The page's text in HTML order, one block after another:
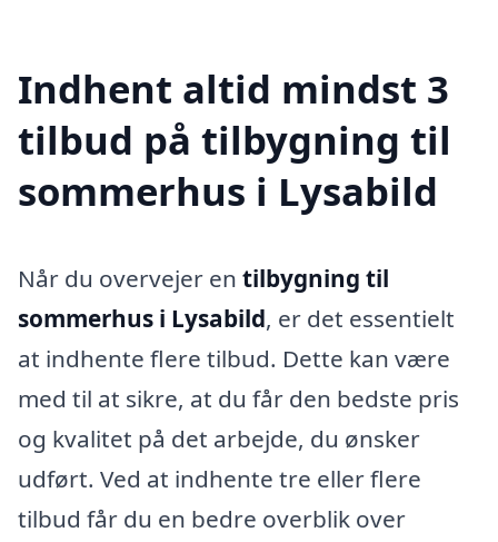
Indhent altid mindst 3
tilbud på tilbygning til
sommerhus i Lysabild
Når du overvejer en tilbygning til
sommerhus i Lysabild, er det essentielt
at indhente flere tilbud. Dette kan være
med til at sikre, at du får den bedste pris
og kvalitet på det arbejde, du ønsker
udført. Ved at indhente tre eller flere
tilbud får du en bedre overblik over